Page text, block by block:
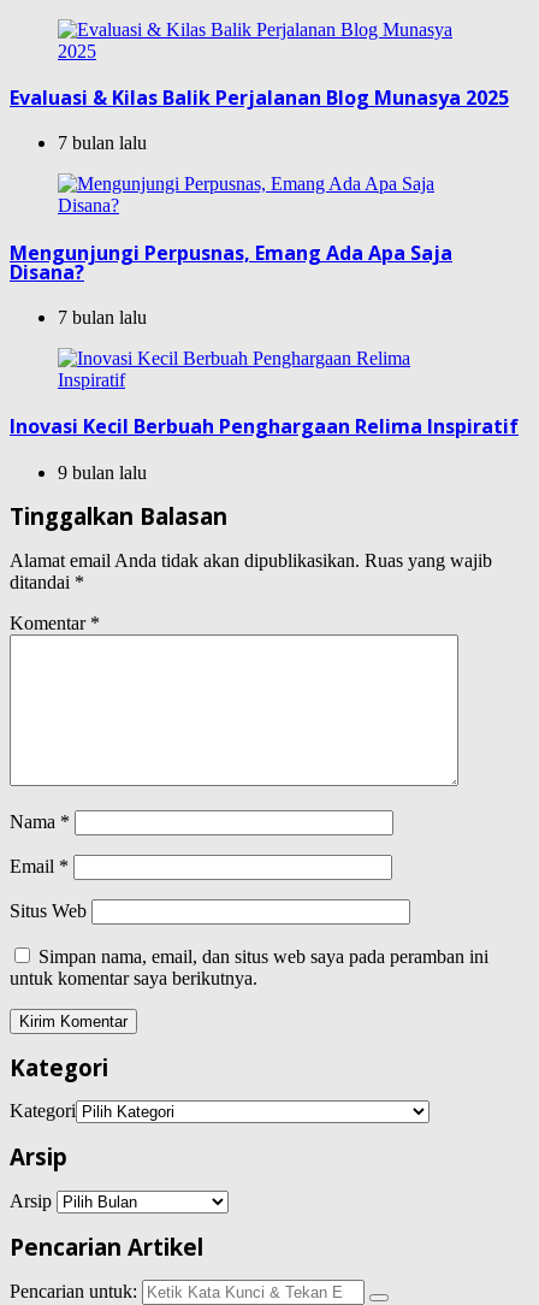
Evaluasi & Kilas Balik Perjalanan Blog Munasya 2025
7 bulan lalu
Mengunjungi Perpusnas, Emang Ada Apa Saja
Disana?
7 bulan lalu
Inovasi Kecil Berbuah Penghargaan Relima Inspiratif
9 bulan lalu
Tinggalkan Balasan
Alamat email Anda tidak akan dipublikasikan. Ruas yang wajib
ditandai *
Komentar *
Nama *
Email *
Situs Web
Simpan nama, email, dan situs web saya pada peramban ini
untuk komentar saya berikutnya.
Kategori
Kategori
Arsip
Arsip
Pencarian Artikel
Pencarian untuk: